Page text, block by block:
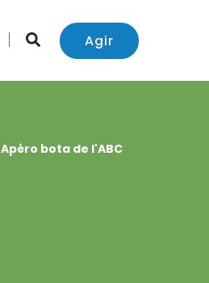
Agir
Apéro bota de l'ABC